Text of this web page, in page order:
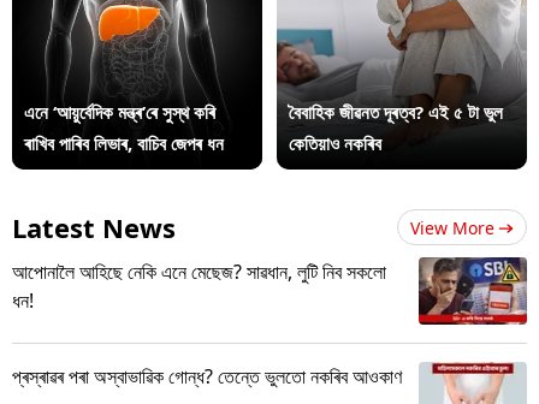
এনে ‘আয়ুৰ্বেদিক মন্ত্ৰ’ৰে সুস্থ কৰি
ৰাখিব পাৰিব লিভাৰ, বাচিব জেপৰ ধন
বৈবাহিক জীৱনত দূৰত্ব? এই ৫ টা ভুল
কেতিয়াও নকৰিব
Latest News View More
আপোনালৈ আহিছে নেকি এনে মেছেজ? সাৱধান, লুটি নিব সকলো
ধন!
প্ৰস্ৰাৱৰ পৰা অস্বাভাৱিক গোন্ধ? তেন্তে ভুলতো নকৰিব আওকাণ